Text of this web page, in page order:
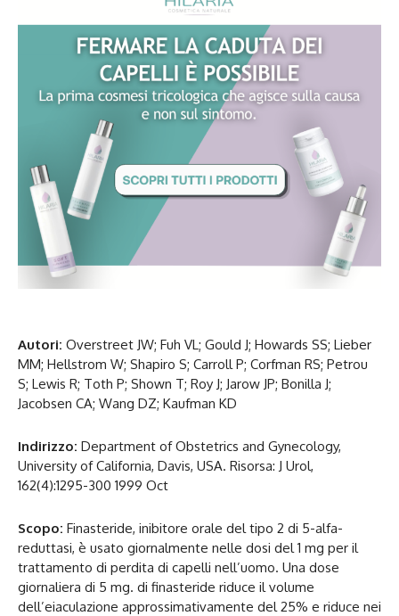
Autori: Overstreet JW; Fuh VL; Gould J; Howards SS; Lieber
MM; Hellstrom W; Shapiro S; Carroll P; Corfman RS; Petrou
S; Lewis R; Toth P; Shown T; Roy J; Jarow JP; Bonilla J;
Jacobsen CA; Wang DZ; Kaufman KD
Indirizzo: Department of Obstetrics and Gynecology,
University of California, Davis, USA. Risorsa: J Urol,
162(4):1295-300 1999 Oct
Scopo: Finasteride, inibitore orale del tipo 2 di 5-alfa-
reduttasi, è usato giornalmente nelle dosi del 1 mg per il
trattamento di perdita di capelli nell’uomo. Una dose
giornaliera di 5 mg. di finasteride riduce il volume
dell’eiaculazione approssimativamente del 25% e riduce nei